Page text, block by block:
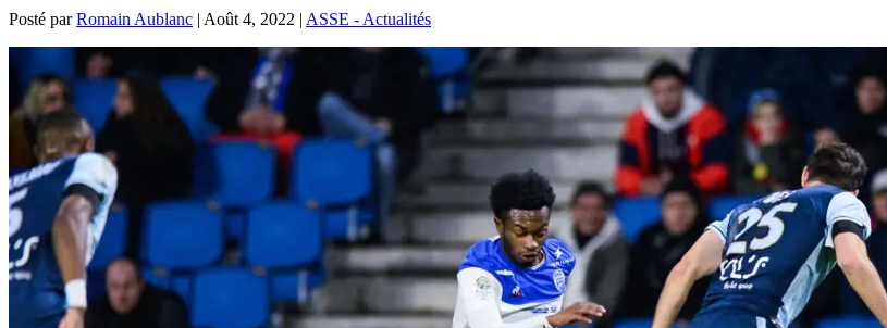
Posté parRomain Aublanc | Août 4, 2022 | ASSE - Actualités